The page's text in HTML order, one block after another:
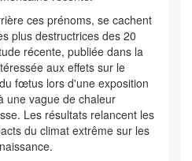
ces prénoms, se cachent
plus destructrices des 20
récente, publiée dans la
aux effets sur le
fœtus lors d'une exposition
une vague de chaleur
Les résultats relancent les
du climat extrême sur les